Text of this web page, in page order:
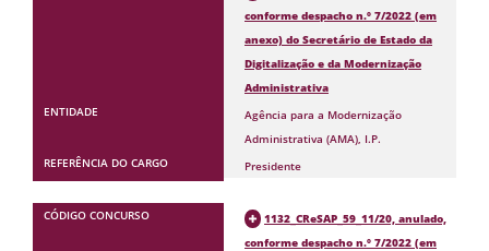
conforme despacho n.º 7/2022 (em
anexo) do Secretário de Estado da
Digitalização e da Modernização
Administrativa
Agência para a Modernização
Administrativa (AMA), I.P.
Presidente
1132_CReSAP_59_11/20, anulado,
conforme despacho n.º 7/2022 (em